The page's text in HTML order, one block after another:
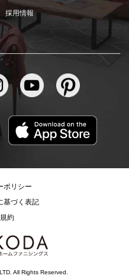
採用情報
ポリシー
基づく表記
約
All Rights Reserved.